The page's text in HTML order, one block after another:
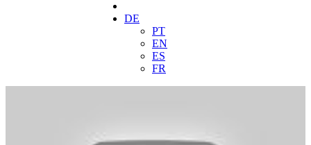
DE
PT
EN
ES
FR